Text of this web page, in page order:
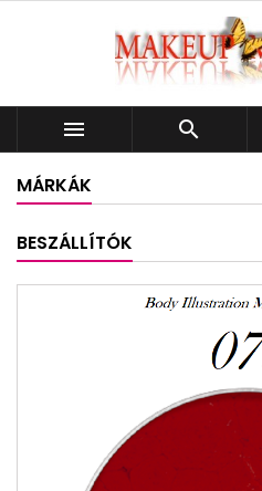
 
MÁRKÁK
BESZÁLLÍTÓK